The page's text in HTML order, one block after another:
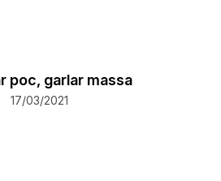
poc, garlar massa
17/03/2021